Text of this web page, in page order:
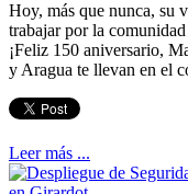
Hoy, más que nunca, su
trabajar por la
¡Feliz 150 aniversario,
y Aragua te llevan en el
Leer más ...